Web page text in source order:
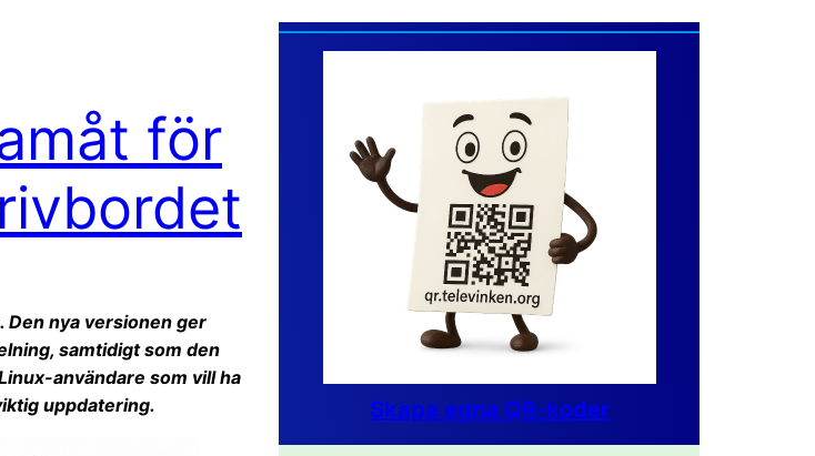
för
Den nya versionen ger
samtidigt som den
användare som vill ha
uppdatering.
Skapa egna QR-koder